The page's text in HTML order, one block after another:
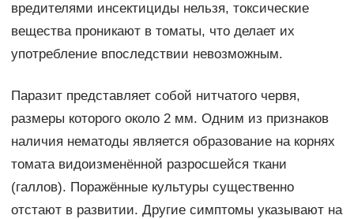
вредителями инсектициды нельзя, токсические
вещества проникают в томаты, что делает их
употребление впоследствии невозможным.
Паразит представляет собой нитчатого червя,
размеры которого около 2 мм. Одним из признаков
наличия нематоды является образование на корнях
томата видоизменённой разросшейся ткани
(галлов). Поражённые культуры существенно
отстают в развитии. Другие симптомы указывают на